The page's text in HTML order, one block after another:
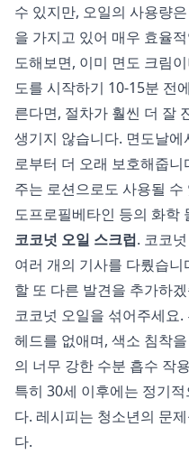
수 있지만, 오일의 사용량
을 가지고 있어 매우 효율
도해보면, 이미 면도 크림
도를 시작하기 10-15분 전
른다면, 절차가 훨씬 더 잘
생기지 않습니다. 면도날
로부터 더 오래 보호해줍
주는 로션으로도 사용될
도프로필베타인 등의 화학
코코넛 오일 스크럽. 코코
여러 개의 기사를 다뤘습
할 또 다른 발견을 추가하
코코넛 오일을 섞어주세요
헤드를 없애며, 색소 침착
의 너무 강한 수분 흡수 작
특히 30세 이후에는 정기
다. 레시피는 청소년의 문
다.